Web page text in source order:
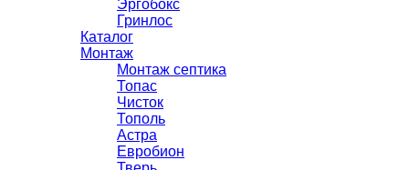
Эргобокс
Гринлос
Каталог
Монтаж
Монтаж септика
Топас
Чисток
Тополь
Астра
Евробион